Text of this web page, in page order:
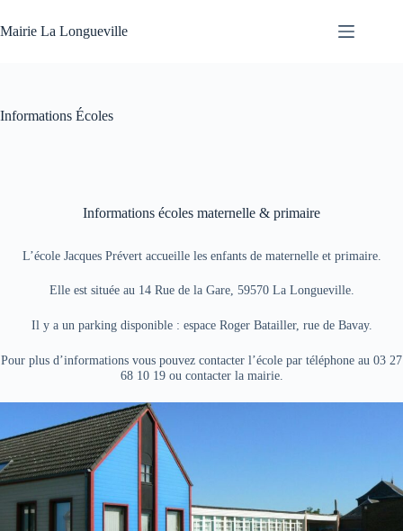
Mairie La Longueville
Informations Écoles
Informations écoles maternelle & primaire
L’école Jacques Prévert accueille les enfants de maternelle et primaire.
Elle est située au 14 Rue de la Gare, 59570 La Longueville.
Il y a un parking disponible : espace Roger Batailler, rue de Bavay.
Pour plus d’informations vous pouvez contacter l’école par téléphone au 03 27
68 10 19 ou contacter la mairie.